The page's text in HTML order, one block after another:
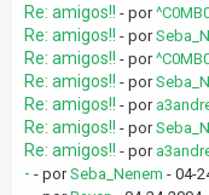
Re: amigos!! - por
Re: amigos!! - por
Re: amigos!! - por
Re: amigos!! - por
Re: amigos!! - por
Re: amigos!! - por
Re: amigos!! - por
- - porSeba_Nenem - 04-